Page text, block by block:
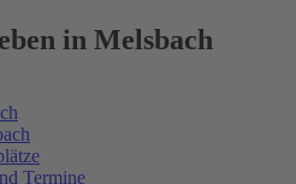
in Melsbach
Termine